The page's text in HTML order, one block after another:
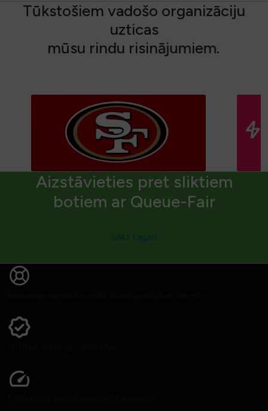
Tūkstošiem vadošo organizāciju
uzticas
mūsu rindu risinājumiem.
Aizstāvieties pret sliktiem
botiem ar Queue-Fair